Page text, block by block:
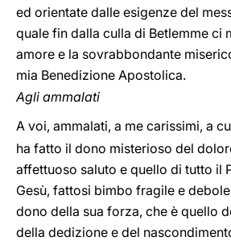
ed orientate dalle esigenze del
quale fin dalla culla di Betlemme ci
amore e la sovrabbondante
mia Benedizione Apostolica.
Agli ammalati
A voi, ammalati, a me carissimi, a
ha fatto il dono misterioso del
affettuoso saluto e quello di tutto il
Gesù, fattosi bimbo fragile e
dono della sua forza, che è quello
della dedizione e del